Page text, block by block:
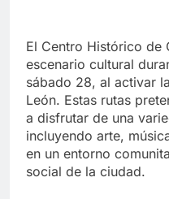
El Centro Histórico de
escenario cultural
sábado 28, al activar
León. Estas rutas
a disfrutar de una
incluyendo arte,
en un entorno
social de la ciudad.